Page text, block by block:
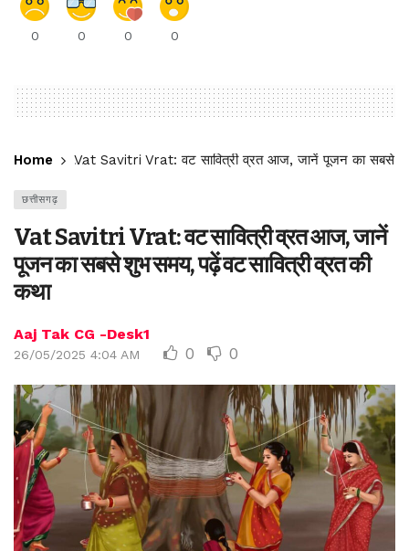
0 0 0 0
Home Vat Savitri Vrat: वट सावित्री व्रत आज, जानें पूजन का सबसे
छत्तीसगढ़
Vat Savitri Vrat: वट सावित्री व्रत आज, जानें
पूजन का सबसे शुभ समय, पढ़ें वट सावित्री व्रत की
कथा
Aaj Tak CG -Desk1
26/05/2025 4:04 AM 0 0